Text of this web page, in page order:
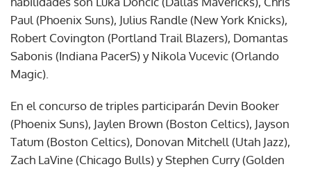
Paul (Phoenix Suns), Julius Randle (New York Knicks),
Robert Covington (Portland Trail Blazers), Domantas
Sabonis (Indiana PacerS) y Nikola Vucevic (Orlando
Magic).
En el concurso de triples participarán Devin Booker
(Phoenix Suns), Jaylen Brown (Boston Celtics), Jayson
Tatum (Boston Celtics), Donovan Mitchell (Utah Jazz),
Zach LaVine (Chicago Bulls) y Stephen Curry (Golden